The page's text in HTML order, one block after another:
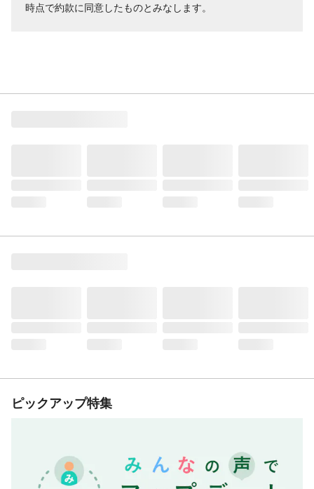
時点で約款に同意したものとみなします。
ピックアップ特集